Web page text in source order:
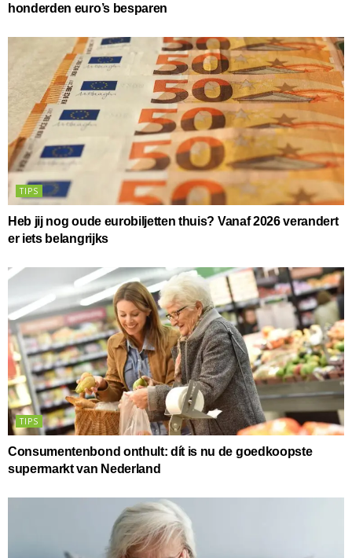
honderden euro’s besparen
TIPS
Heb jij nog oude eurobiljetten thuis? Vanaf 2026 verandert
er iets belangrijks
TIPS
Consumentenbond onthult: dít is nu de goedkoopste
supermarkt van Nederland